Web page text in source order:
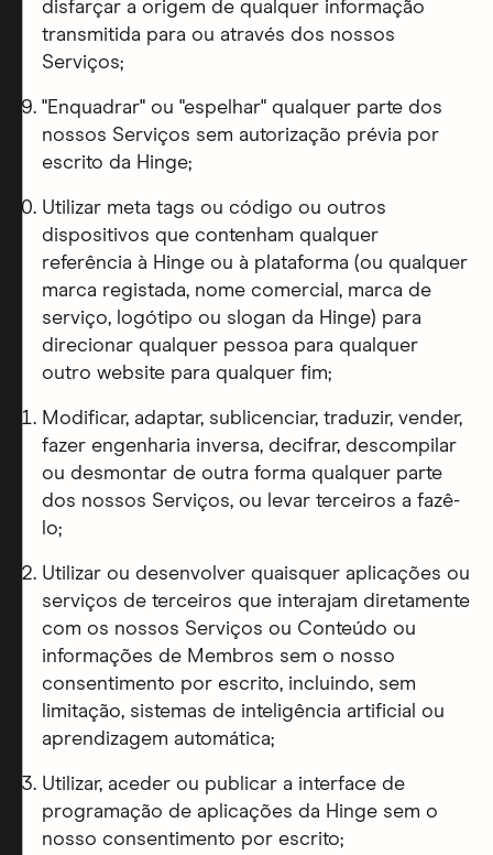
disfarçar a origem de qualquer informação
transmitida para ou através dos nossos
Serviços;
"Enquadrar" ou "espelhar" qualquer parte dos
nossos Serviços sem autorização prévia por
escrito da Hinge;
Utilizar meta tags ou código ou outros
dispositivos que contenham qualquer
referência à Hinge ou à plataforma (ou qualquer
marca registada, nome comercial, marca de
serviço, logótipo ou slogan da Hinge) para
direcionar qualquer pessoa para qualquer
outro website para qualquer fim;
Modificar, adaptar, sublicenciar, traduzir, vender,
fazer engenharia inversa, decifrar, descompilar
ou desmontar de outra forma qualquer parte
dos nossos Serviços, ou levar terceiros a fazê-
lo;
Utilizar ou desenvolver quaisquer aplicações ou
serviços de terceiros que interajam diretamente
com os nossos Serviços ou Conteúdo ou
informações de Membros sem o nosso
consentimento por escrito, incluindo, sem
limitação, sistemas de inteligência artificial ou
aprendizagem automática;
Utilizar, aceder ou publicar a interface de
programação de aplicações da Hinge sem o
nosso consentimento por escrito;